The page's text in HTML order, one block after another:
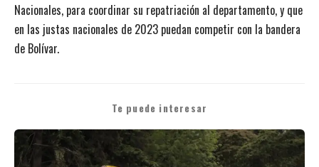
Nacionales, para coordinar su repatriación al departamento, y que
en las justas nacionales de 2023 puedan competir con la bandera
de Bolívar.
Te puede interesar